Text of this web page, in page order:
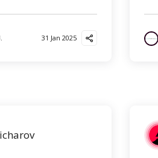
31 Jan 2025